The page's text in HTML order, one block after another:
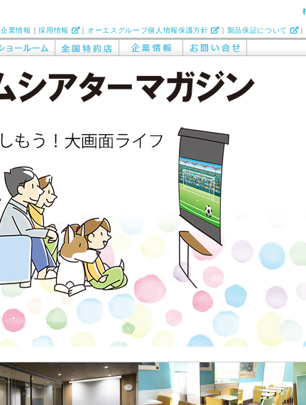
企業情報 ｜採用情報 ｜ オーエスグループ個人情報保護方針 ｜ 製品保証について ｜